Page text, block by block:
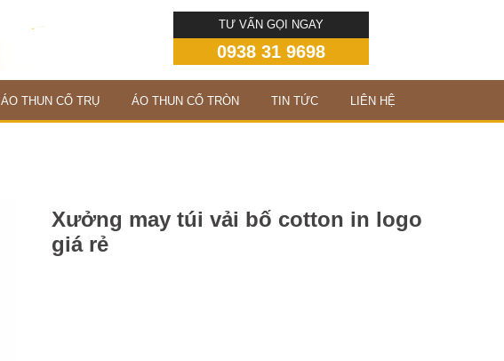
TƯ VẤN GỌI NGAY
0938 31 9698
ÁO THUN CỔ TRỤ ÁO THUN CỔ TRÒN TIN TỨC LIÊN HỆ
Xưởng may túi vải bố cotton in logo
giá rẻ